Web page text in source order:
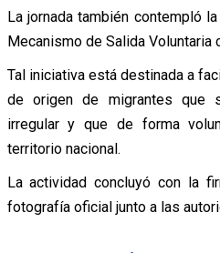
La jornada también contempló
Mecanismo de Salida Voluntaria
Tal iniciativa está destinada a
de origen de migrantes que
irregular y que de forma
territorio nacional.
La actividad concluyó con la
fotografía oficial junto a las